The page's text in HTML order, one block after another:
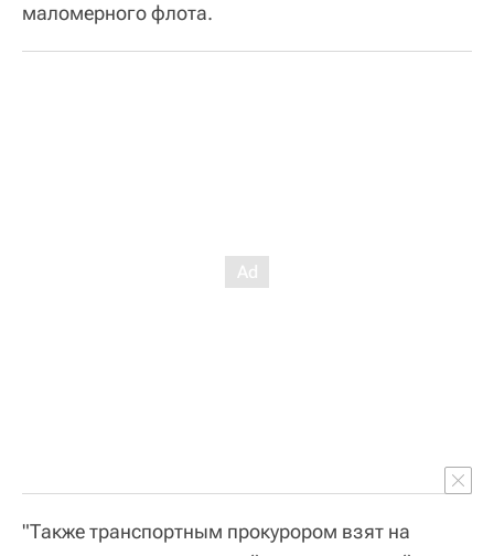
маломерного флота.
"Также транспортным прокурором взят на